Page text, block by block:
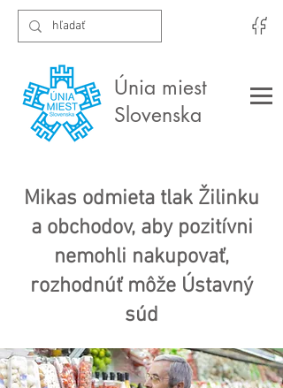
Únia miest
Slovenska
Mikas odmieta tlak Žilinku
a obchodov, aby pozitívni
nemohli nakupovať,
rozhodnúť môže Ústavný
súd